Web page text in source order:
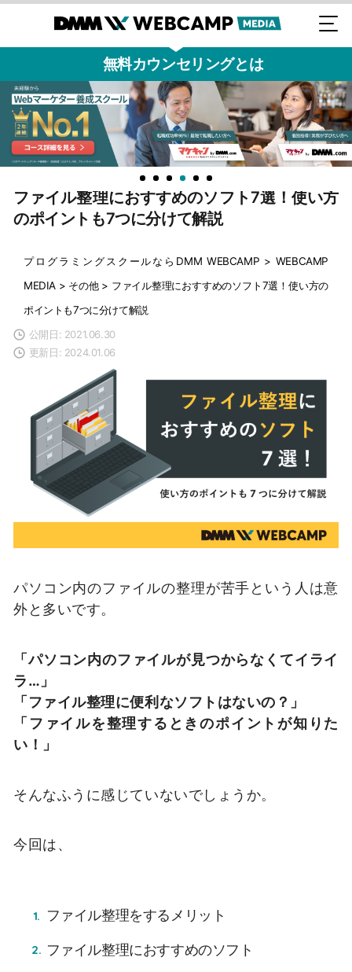
無料カウンセリングとは
ファイル整理におすすめのソフト7選！使い方
のポイントも7つに分けて解説
プログラミングスクールならDMM WEBCAMP > WEBCAMP
MEDIA > その他> ファイル整理におすすめのソフト7選！使い方の
ポイントも7つに分けて解説
公開日: 2021.06.30
更新日: 2024.01.06
パソコン内のファイルの整理が苦手という人は意
外と多いです。
「パソコン内のファイルが見つからなくてイライ
ラ…」
「ファイル整理に便利なソフトはないの？」
「ファイルを整理するときのポイントが知りた
い！」
そんなふうに感じていないでしょうか。
今回は、
ファイル整理をするメリット
ファイル整理におすすめのソフト